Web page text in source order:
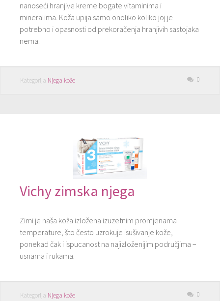
nanoseći hranjive kreme bogate vitaminima i
mineralima. Koža upija samo onoliko koliko joj je
potrebno i opasnosti od prekoračenja hranjivih sastojaka
nema.
Kategorija Njega kože 0
Vichy zimska njega
Zimi je naša koža izložena izuzetnim promjenama
temperature, što često uzrokuje isušivanje kože,
ponekad čak i ispucanost na najizloženijim područjima –
usnama i rukama.
Kategorija Njega kože 0